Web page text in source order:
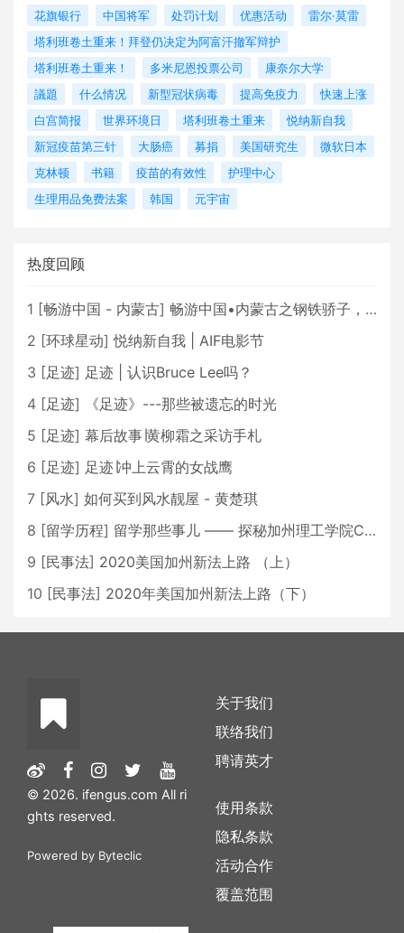
花旗银行 中国将军 处罚计划 优惠活动
雷尔·莫雷
塔利班卷土重来！拜登仍决定为阿富汗撤军辩护
塔利班卷土重来！
多米尼恩投票公司
康奈尔大学
議題
什么情况 新型冠状病毒 提高免疫力
快速上涨
白宫简报
世界环境日 塔利班卷土重来
悦纳新自我
新冠疫苗第三针
大肠癌 募捐 美国研究生
微软日本
克林顿
书籍 疫苗的有效性
护理中心
生理用品免费法案
韩国 元宇宙
热度回顾
1 [畅游中国 - 内蒙古] 畅游中国•内蒙古之钢铁骄子，魅力包头
2 [环球星动] 悦纳新自我 | AIF电影节
3 [足迹] 足迹 | 认识Bruce Lee吗？
4 [足迹]
《足迹》---那些被遗忘的时光
5 [足迹] 幕后故事∣黄柳霜之采访手札
6 [足迹] 足迹∣冲上云霄的女战鹰
7 [风水] 如何买到风水靓屋 - 黄楚琪
8 [留学历程] 留学那些事儿 —— 探秘加州理工学院Caltech博士生活 [上集]
9 [民事法] 2020美国加州新法上路 （上）
10 [民事法] 2020年美国加州新法上路（下）
© 2026. ifengus.com All ri
ghts reserved.
Powered by Byteclic
关于我们
联络我们
聘请英才
使用条款
隐私条款
活动合作
覆盖范围